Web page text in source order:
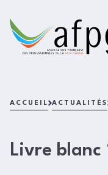
L'AFPG
ACCUEIL ACTUALITÉS
Livre blanc